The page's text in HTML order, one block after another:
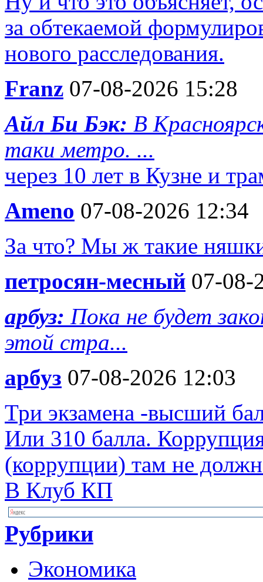
за обтекаемой
нового расследования.
Franz 07-08-2026 15:28
Айл Би Бэк: В
таки метро. ...
через 10 лет в Кузне и
Ameno 07-08-2026 12:34
За что? Мы ж такие
петросян-месный 07-08-
арбуз: Пока не будет
этой стра...
арбуз 07-08-2026 12:03
Три экзамена -высший
Или 310 балла.
(коррупции) там не
В Клуб КП
Рубрики
Экономика